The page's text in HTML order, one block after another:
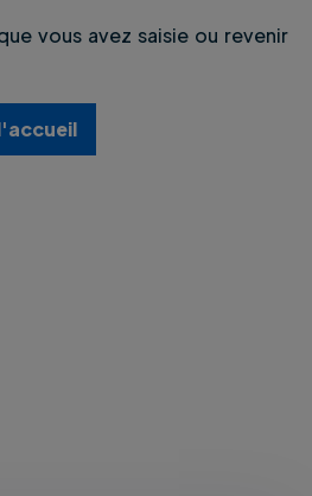
vous avez saisie ou revenir